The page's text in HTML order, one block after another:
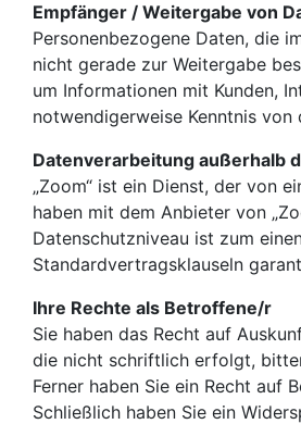
Empfänger / Weitergabe von
Personenbezogene Daten, die
nicht gerade zur Weitergabe
um Informationen mit Kunden,
notwendigerweise Kenntnis
Datenverarbeitung außerhalb
„Zoom“ ist ein Dienst, der von
haben mit dem Anbieter von
Datenschutzniveau ist zum
Standardvertragsklauseln
Ihre Rechte als Betroffene/r
Sie haben das Recht auf
die nicht schriftlich erfolgt,
Ferner haben Sie ein Recht auf
Schließlich haben Sie ein